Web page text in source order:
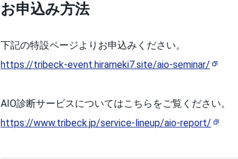
お申込み方法
下記の特設ページよりお申込みください。
https://tribeck-event.hirameki7.site/aio-seminar/
AIO診断サービスについてはこちらをご覧ください。
https://www.tribeck.jp/service-lineup/aio-report/